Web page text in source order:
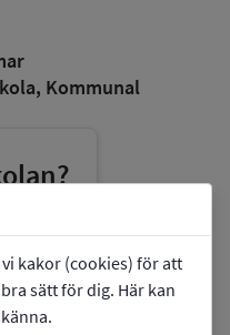
kakor (cookies) för att
sätt för dig. Här kan
, Kommunal